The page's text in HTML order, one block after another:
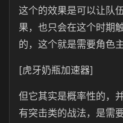
这个的效果是可以让队
果，也只会在这个时期
的，这个就是需要角色
[虎牙奶瓶加速器]
但它其实是概率性的，
有突击类的战法，是需